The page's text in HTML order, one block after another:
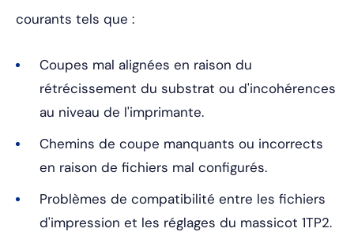
courants tels que :
Coupes mal alignées en raison du
rétrécissement du substrat ou d'incohérences
au niveau de l'imprimante.
Chemins de coupe manquants ou incorrects
en raison de fichiers mal configurés.
Problèmes de compatibilité entre les fichiers
d'impression et les réglages du massicot 1TP2.